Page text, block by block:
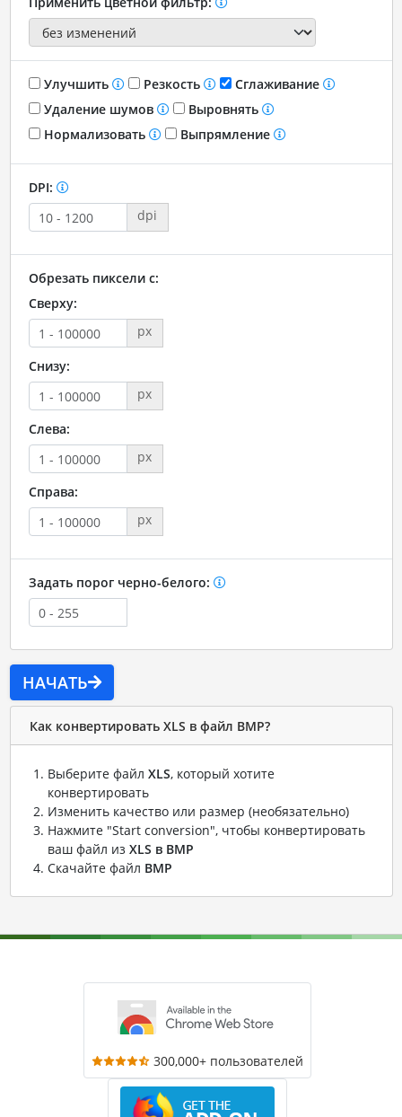
Улучшить Резкость
Сглаживание
Удаление шумов
Выровнять
Нормализовать
Выпрямление
DPI:
dpi
Обрезать пиксели с:
Сверху:
px
Снизу:
px
Слева:
px
Справа:
px
Задать порог черно-белого:
НАЧАТЬ
Как конвертировать XLS в файл BMP?
Выберите файл XLS, который хотите
конвертировать
Изменить качество или размер (необязательно)
Нажмите "Start conversion", чтобы конвертировать
ваш файл из XLS в BMP
Скачайте файл BMP
300,000+ пользователей